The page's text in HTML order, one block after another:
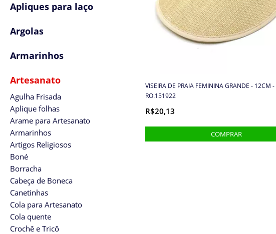
Apliques para laço
Argolas
Armarinhos
Artesanato
Agulha Frisada
Aplique folhas
Arame para Artesanato
Armarinhos
Artigos Religiosos
Boné
Borracha
Cabeça de Boneca
Canetinhas
Cola para Artesanato
Cola quente
Crochê e Tricô
VISEIRA DE PRAIA FEMININA GRANDE - 12CM -
RO.151922
R$20,13